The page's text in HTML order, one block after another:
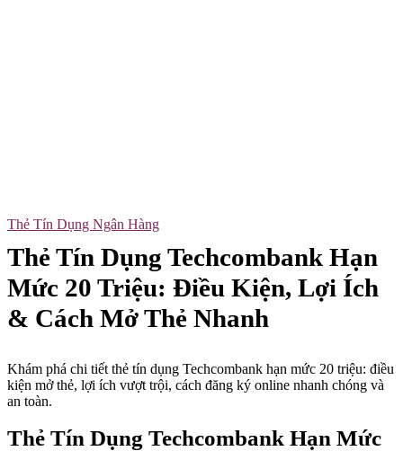
Thẻ Tín Dụng Ngân Hàng
Thẻ Tín Dụng Techcombank Hạn
Mức 20 Triệu: Điều Kiện, Lợi Ích
& Cách Mở Thẻ Nhanh
Khám phá chi tiết thẻ tín dụng Techcombank hạn mức 20 triệu: điều
kiện mở thẻ, lợi ích vượt trội, cách đăng ký online nhanh chóng và
an toàn.
Thẻ Tín Dụng Techcombank Hạn Mức